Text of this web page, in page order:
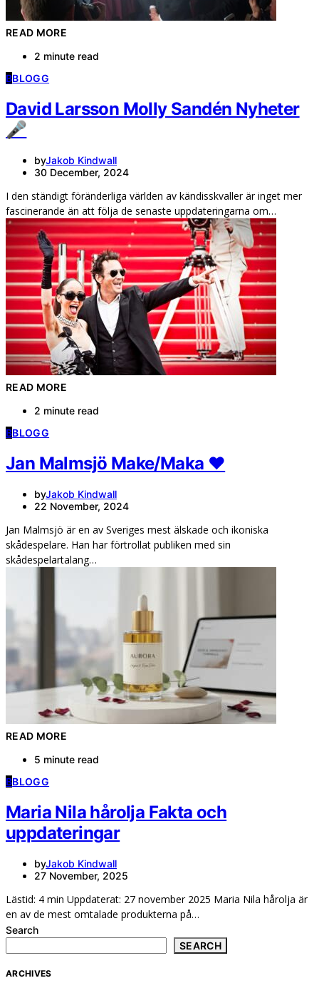
READ MORE
2 minute read
BBLOGG
David Larsson Molly Sandén Nyheter
🎤
byJakob Kindwall
30 December, 2024
I den ständigt föränderliga världen av kändisskvaller är inget mer
fascinerande än att följa de senaste uppdateringarna om…
READ MORE
2 minute read
BBLOGG
Jan Malmsjö Make/Maka ❤️
byJakob Kindwall
22 November, 2024
Jan Malmsjö är en av Sveriges mest älskade och ikoniska
skådespelare. Han har förtrollat publiken med sin
skådespelartalang…
READ MORE
5 minute read
BBLOGG
Maria Nila hårolja Fakta och
uppdateringar
byJakob Kindwall
27 November, 2025
Lästid: 4 min Uppdaterat: 27 november 2025 Maria Nila hårolja är
en av de mest omtalade produkterna på…
Search
SEARCH
ARCHIVES